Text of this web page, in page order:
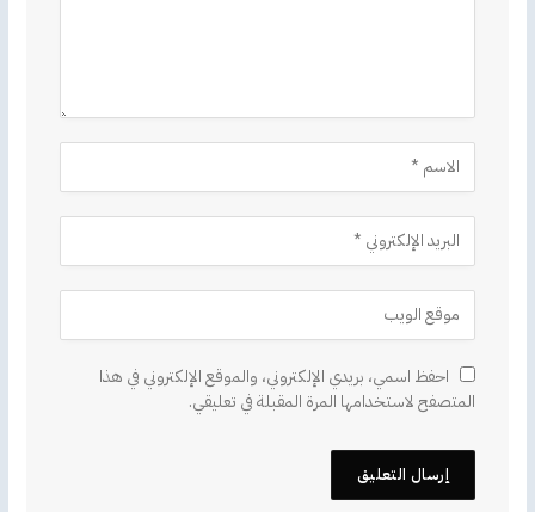
احفظ اسمي، بريدي الإلكتروني، والموقع الإلكتروني في هذا
المتصفح لاستخدامها المرة المقبلة في تعليقي.